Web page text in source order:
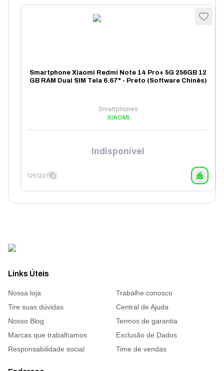
Smartphone Xiaomi Redmi Note 14 Pro+ 5G 256GB 12
GB RAM Dual SIM Tela 6.67" - Preto (Software Chinês)
Smartphones
XIAOMI
Indisponível
1251227
Links Úteis
Nossa loja
Trabalhe conosco
Tire suas dúvidas
Central de Ajuda
Nosso Blog
Termos de garantia
Marcas que trabalhamos
Exclusão de Dados
Responsabilidade social
Time de vendas